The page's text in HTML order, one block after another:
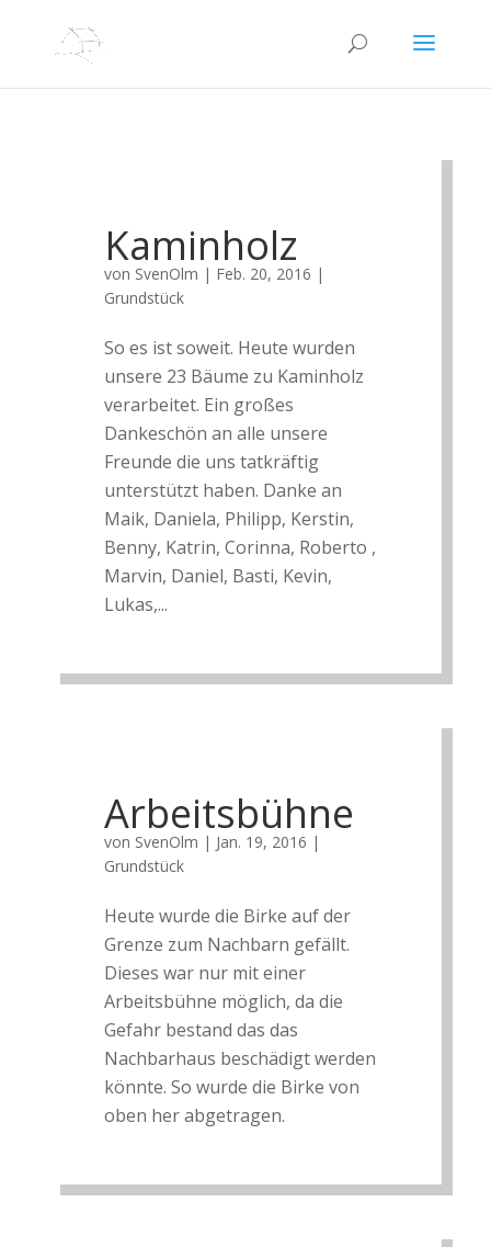
Kaminholz
von SvenOlm | Feb. 20, 2016 |
Grundstück
So es ist soweit. Heute wurden
unsere 23 Bäume zu Kaminholz
verarbeitet. Ein großes
Dankeschön an alle unsere
Freunde die uns tatkräftig
unterstützt haben. Danke an
Maik, Daniela, Philipp, Kerstin,
Benny, Katrin, Corinna, Roberto ,
Marvin, Daniel, Basti, Kevin,
Lukas,...
Arbeitsbühne
von SvenOlm | Jan. 19, 2016 |
Grundstück
Heute wurde die Birke auf der
Grenze zum Nachbarn gefällt.
Dieses war nur mit einer
Arbeitsbühne möglich, da die
Gefahr bestand das das
Nachbarhaus beschädigt werden
könnte. So wurde die Birke von
oben her abgetragen.